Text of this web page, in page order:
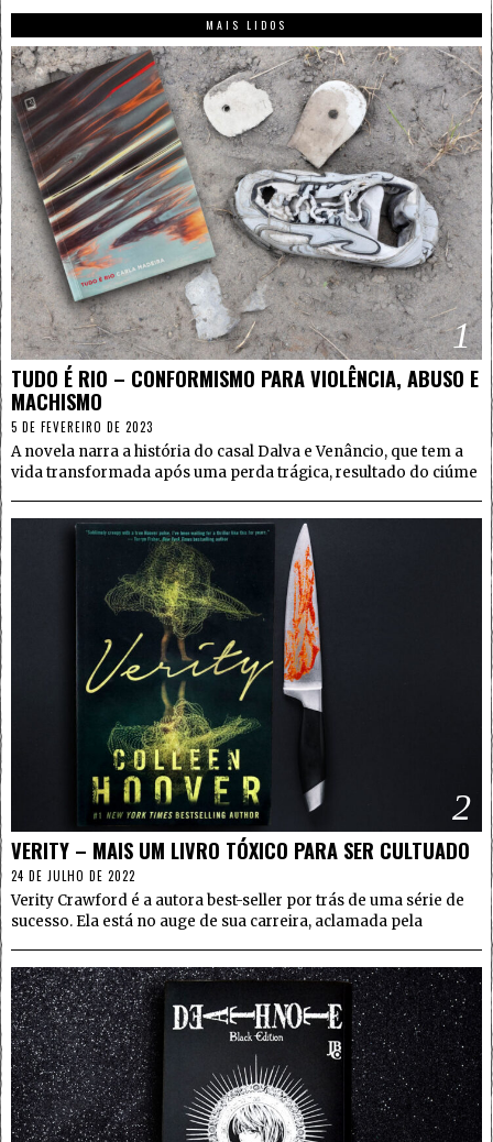
MAIS LIDOS
1
TUDO É RIO – CONFORMISMO PARA VIOLÊNCIA, ABUSO E
MACHISMO
5 DE FEVEREIRO DE 2023
A novela narra a história do casal Dalva e Venâncio, que tem a
vida transformada após uma perda trágica, resultado do ciúme
2
VERITY – MAIS UM LIVRO TÓXICO PARA SER CULTUADO
24 DE JULHO DE 2022
Verity Crawford é a autora best-seller por trás de uma série de
sucesso. Ela está no auge de sua carreira, aclamada pela